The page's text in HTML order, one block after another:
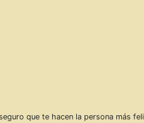
que te hacen la persona más